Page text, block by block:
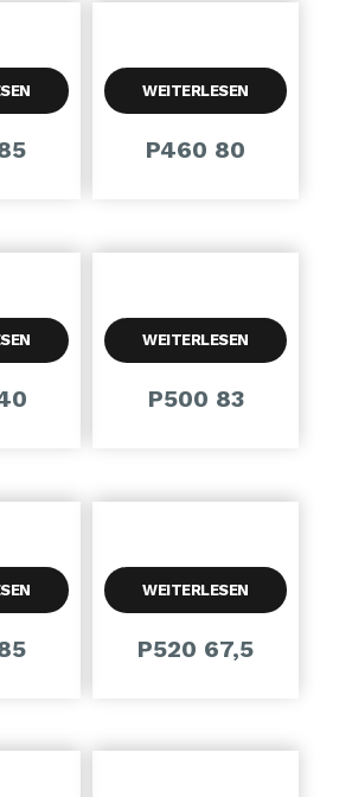
WEITERLESEN
P460 80
WEITERLESEN
P500 83
WEITERLESEN
P520 67,5